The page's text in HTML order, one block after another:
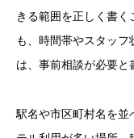
きる範囲を正しく書
も、時間帯やスタッ
は、事前相談が必要と
駅名や市区町村名を並